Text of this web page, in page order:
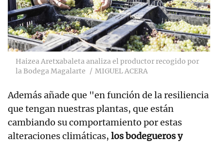
Haizea Aretxabaleta analiza el productor recogido por
la Bodega Magalarte
MIGUEL ACERA
Además añade que "en función de la resiliencia
que tengan nuestras plantas, que están
cambiando su comportamiento por estas
alteraciones climáticas, los bodegueros y